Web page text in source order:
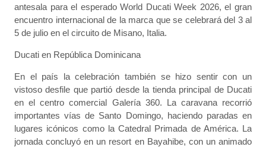
antesala para el esperado World Ducati Week 2026, el gran
encuentro internacional de la marca que se celebrará del 3 al
5 de julio en el circuito de Misano, Italia.
Ducati en República Dominicana
En el país la celebración también se hizo sentir con un
vistoso desfile que partió desde la tienda principal de Ducati
en el centro comercial Galería 360. La caravana recorrió
importantes vías de Santo Domingo, haciendo paradas en
lugares icónicos como la Catedral Primada de América. La
jornada concluyó en un resort en Bayahibe, con un animado